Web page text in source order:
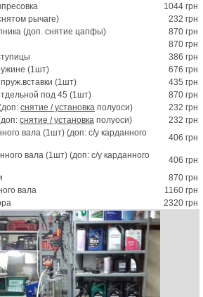
1044 грн
рычаге)
232 грн
(доп. снятие цапфы)
870 грн
870 грн
386 грн
(1шт)
676 грн
(1шт)
435 грн
под 45 (1шт)
870 грн
снятие / установка полуоси)
232 грн
снятие / установка полуоси)
232 грн
вала (1шт) (доп: с/у карданного
406 грн
вала (1шт) (доп: с/у карданного
406 грн
870 грн
вала
1160 грн
2320 грн